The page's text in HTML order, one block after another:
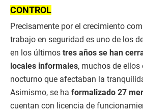
CONTROL
Precisamente por el crecimiento
trabajo en seguridad es uno de los
en los últimos tres años se han
locales informales, muchos de
nocturno que afectaban la
Asimismo, se ha formalizado 27
cuentan con licencia de